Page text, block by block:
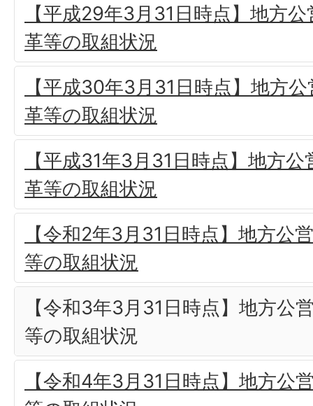
【平成29年3月31日時点】地方
革等の取組状況
【平成30年3月31日時点】地方
革等の取組状況
【平成31年3月31日時点】地方
革等の取組状況
【令和2年3月31日時点】地方公
等の取組状況
【令和3年3月31日時点】地方公
等の取組状況
【令和4年3月31日時点】地方公